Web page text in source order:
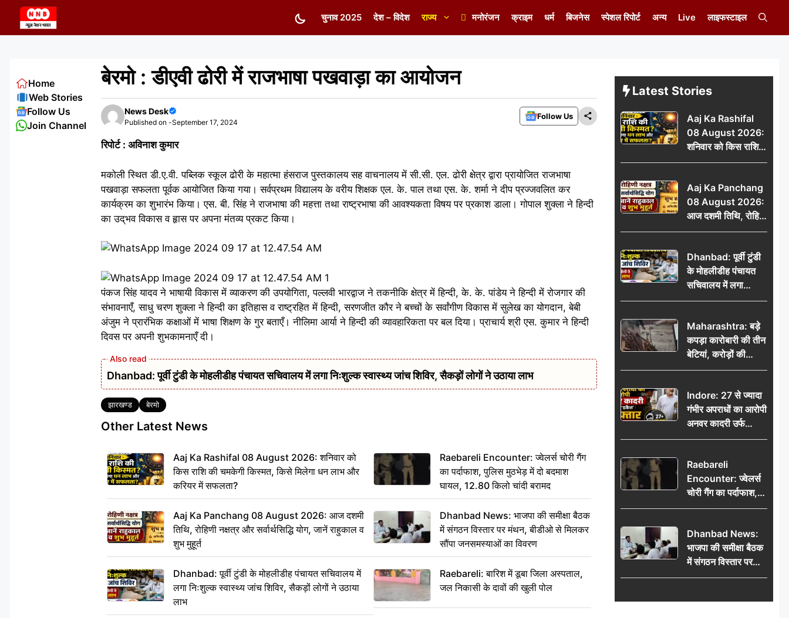
content
चुनाव 2025 देश – विदेश राज्य मनोरंजन क्राइम धर्म बिजनेस स्पेशल रिपोर्ट अन्य Live लाइफस्टाइल
बेरमो : डीएवी ढोरी में राजभाषा पखवाड़ा का आयोजन
News Desk
Published on -September 17, 2024
Follow Us
रिपोर्ट : अविनाश कुमार
मकोली स्थित डी.ए.वी. पब्लिक स्कूल ढोरी के महात्मा हंसराज पुस्तकालय सह वाचनालय में सी.सी. एल. ढोरी क्षेत्र ‌द्वारा प्रायोजित राजभाषा
पखवाड़ा सफलता पूर्वक आयोजित किया गया। सर्वप्रथम वि‌द्यालय के वरीय शिक्षक एल. के. पाल तथा एस. के. शर्मा ने दीप प्रज्जवलित कर
कार्यक्रम का शुभारंभ किया। एस. बी. सिंह ने राजभाषा की महत्ता तथा राष्ट्रभाषा की आवश्यकता विषय पर प्रकाश डाला। गोपाल शुक्ला ने हिन्दी
का उद्‌भव विकास व हृास पर अपना मंतव्य प्रकट किया।
पंकज सिंह यादव ने भाषायी विकास में व्याकरण की उपयोगिता, पल्लवी भारद्वाज ने तकनीकि क्षेत्र में हिन्दी, के. के. पांडेय ने हिन्दी में रोजगार की
संभावनाएँ, साधु चरण शुक्ला ने हिन्दी का इतिहास व राष्ट्रहित में हिन्दी, सरणजीत कौर ने बच्चों के सर्वांगीण विकास में सुलेख का योगदान, बेबी
अंजुम ने प्रारंभिक कक्षाओं में भाषा शिक्षण के गुर बताएँ। नीलिमा आर्या ने हिन्दी की व्यावहारिकता पर बल दिया। प्राचार्य श्री एस. कुमार ने हिन्दी
दिवस पर अपनी शुभकामनाएँ दी।
Dhanbad: पूर्वी टुंडी के मोहलीडीह पंचायत सचिवालय में लगा निःशुल्क स्वास्थ्य जांच शिविर, सैकड़ों लोगों ने उठाया लाभ
Tags
झारखण्ड बेरमो
Other Latest News
Aaj Ka Rashifal 08 August 2026: शनिवार को
किस राशि की चमकेगी किस्मत, किसे मिलेगा धन लाभ और
करियर में सफलता?
Aaj Ka Panchang 08 August 2026: आज दशमी
तिथि, रोहिणी नक्षत्र और सर्वार्थसिद्धि योग, जानें राहुकाल व
शुभ मुहूर्त
Dhanbad: पूर्वी टुंडी के मोहलीडीह पंचायत सचिवालय में
लगा निःशुल्क स्वास्थ्य जांच शिविर, सैकड़ों लोगों ने उठाया
लाभ
Raebareli Encounter: ज्वेलर्स चोरी गैंग
का पर्दाफाश, पुलिस मुठभेड़ में दो बदमाश
घायल, 12.80 किलो चांदी बरामद
Dhanbad News: भाजपा की समीक्षा बैठक
में संगठन विस्तार पर मंथन, बीडीओ से मिलकर
सौंपा जनसमस्याओं का विवरण
Raebareli: बारिश में डूबा जिला अस्पताल,
जल निकासी के दावों की खुली पोल
Home
Web Stories
Follow Us
Join Channel
Latest Stories
Aaj Ka Rashifal
08 August 2026:
शनिवार को किस राशि
की चमकेगी किस्मत,
और करियर में सफलता?
Aaj Ka Panchang
08 August 2026:
आज दशमी तिथि, रोहिणी
नक्षत्र और सर्वार्थसिद्धि
शुभ मुहूर्त
Dhanbad: पूर्वी टुंडी
के मोहलीडीह पंचायत
सचिवालय में लगा
निःशुल्क स्वास्थ्य जांच
उठाया लाभ
Maharashtra: बड़े
कपड़ा कारोबारी की तीन
बेटियां, करोड़ों की
कमाई… फिर भी पिता
अंतिम दिन, 5100 रुपये
भेजकर कहा– अंतिम
संस्कार कर दीजिए हम
नहीं आ पाएंगे
Indore: 27 से ज्यादा
गंभीर अपराधों का आरोपी
अनवर कादरी उर्फ
‘डकैत’ गिरफ्तार, इंदौर
Raebareli
Encounter: ज्वेलर्स
चोरी गैंग का पर्दाफाश,
पुलिस मुठभेड़ में दो
किलो चांदी बरामद
Dhanbad News:
भाजपा की समीक्षा बैठक
में संगठन विस्तार पर
मंथन, बीडीओ से
जनसमस्याओं का विवरण